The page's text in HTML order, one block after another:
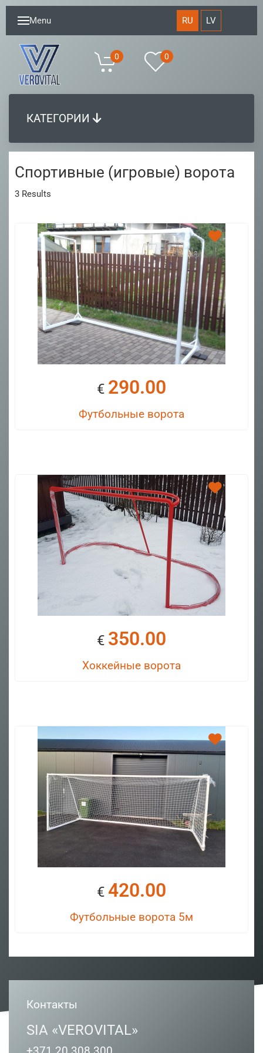
Menu RU LV
0 0
КАТЕГОРИИ
Спортивные (игровые) ворота
3 Results
€ 290.00
Футбольные ворота
€ 350.00
Хоккейные ворота
€ 420.00
Футбольные ворота 5м
Контакты
SIA «VEROVITAL»